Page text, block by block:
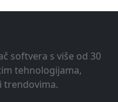
softvera s više od 30
tehnologijama,
trendovima.